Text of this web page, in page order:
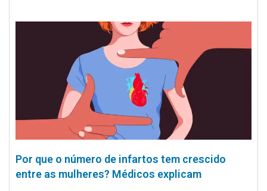
Por que o número de infartos tem crescido
entre as mulheres? Médicos explicam